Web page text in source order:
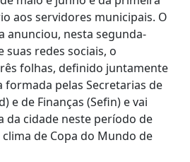
aos servidores municipais. O
anunciou, nesta segunda-
suas redes sociais, o
folhas, definido juntamente
formada pelas Secretarias de
e de Finanças (Sefin) e vai
da cidade neste período de
de Copa do Mundo de